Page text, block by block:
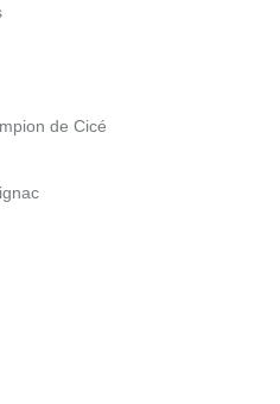
de Cicé